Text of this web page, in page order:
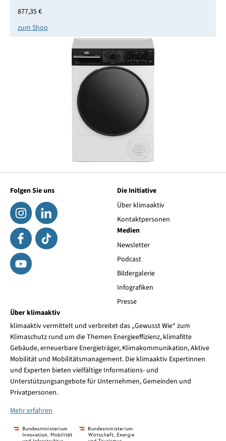
877,35 €
zum Shop
Folgen Sie uns
Die Initiative
Über klimaaktiv
Kontaktpersonen
Medien
Newsletter
Podcast
Bildergalerie
Infografiken
Presse
Über klimaaktiv
klimaaktiv vermittelt und verbreitet das „Gewusst Wie“ zum
Klimaschutz rund um die Themen Energieeffizienz, klimafitte
Gebäude, erneuerbare Energieträger, Klimakommunikation, Aktive
Mobilität und Mobilitätsmanagement. Die klimaaktiv Expertinnen
und Experten bieten vielfältige Informations- und
Unterstützungsangebote für Unternehmen, Gemeinden und
Privatpersonen.
Mehr erfahren